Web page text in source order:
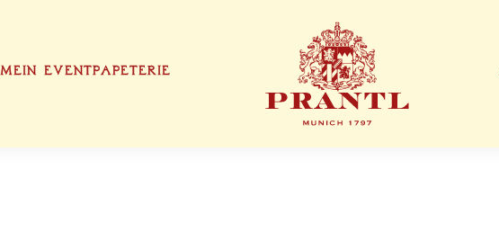
MEIN EVENTPAPETERIE